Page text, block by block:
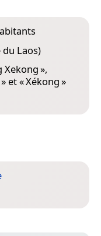
Laos)
Xekong»,
» et «Xékong»